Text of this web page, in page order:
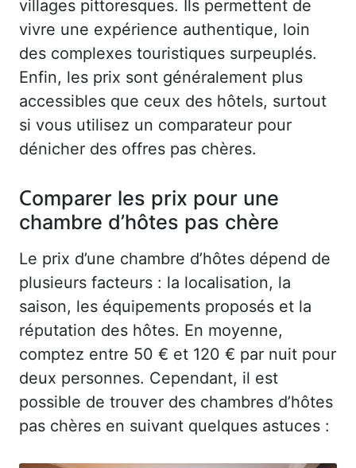
villages pittoresques. Ils permettent de
vivre une expérience authentique, loin
des complexes touristiques surpeuplés.
Enfin, les prix sont généralement plus
accessibles que ceux des hôtels, surtout
si vous utilisez un comparateur pour
dénicher des offres pas chères.
Comparer les prix pour une
chambre d’hôtes pas chère
Le prix d’une chambre d’hôtes dépend de
plusieurs facteurs : la localisation, la
saison, les équipements proposés et la
réputation des hôtes. En moyenne,
comptez entre 50 € et 120 € par nuit pour
deux personnes. Cependant, il est
possible de trouver des chambres d’hôtes
pas chères en suivant quelques astuces :